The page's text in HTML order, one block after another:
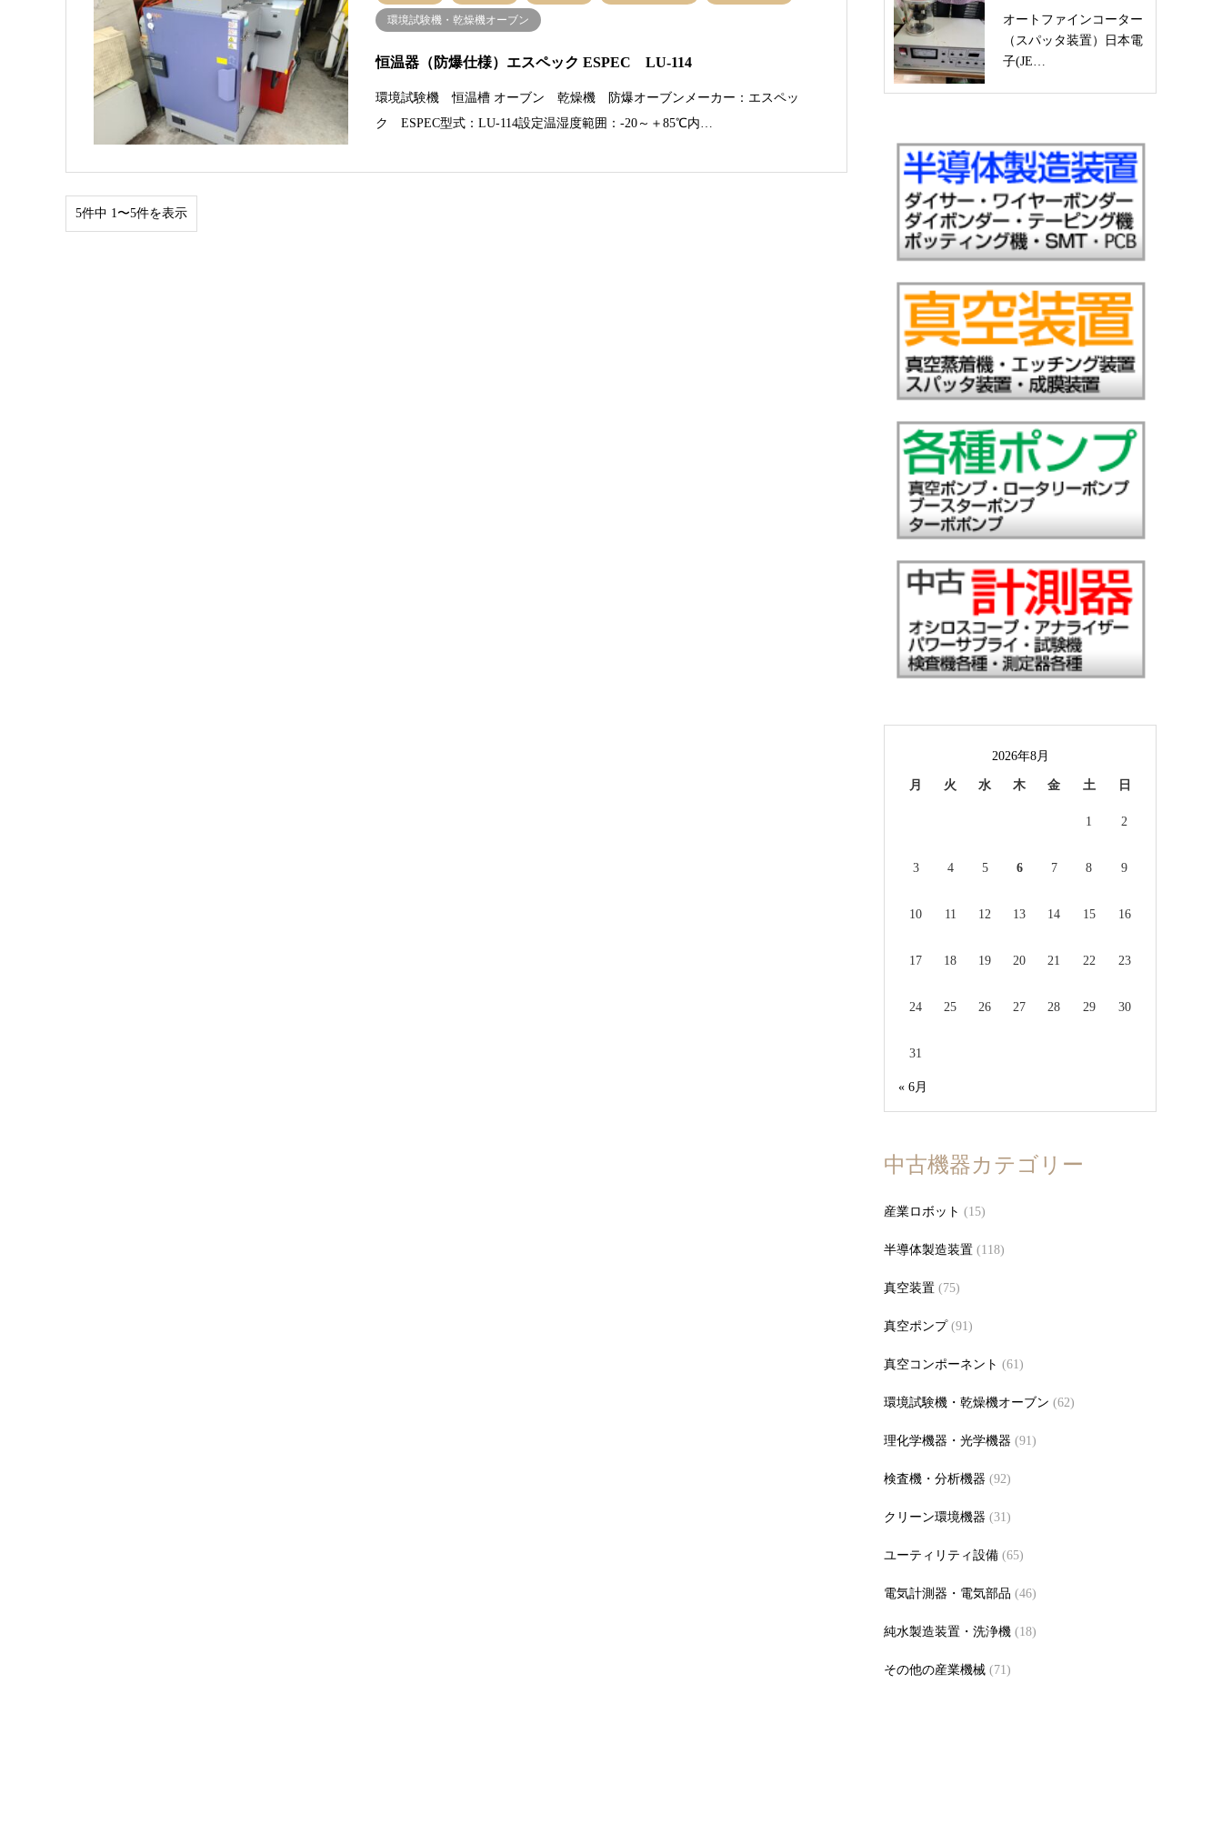
環境試験機・乾燥機オーブン
恒温器（防爆仕様）エスペック ESPEC LU-114
環境試験機 恒温槽 オーブン 乾燥機 防爆オーブンメーカー：エスペッ
ク ESPEC型式：LU-114設定温湿度範囲：-20～＋85℃内…
5件中 1〜5件を表示
オートファインコーター
（スパッタ装置）日本電
子(JE…
2026年8月
月 火 水 木 金 土 日
1 2
3 4 5 6 7 8 9
10 11 12 13 14 15 16
17 18 19 20 21 22 23
24 25 26 27 28 29 30
31
« 6月
中古機器カテゴリー
産業ロボット (15)
半導体製造装置 (118)
真空装置 (75)
真空ポンプ(91)
真空コンポーネント (61)
環境試験機・乾燥機オーブン (62)
理化学機器・光学機器 (91)
検査機・分析機器 (92)
クリーン環境機器 (31)
ユーティリティ設備 (65)
電気計測器・電気部品 (46)
純水製造装置・洗浄機 (18)
その他の産業機械 (71)